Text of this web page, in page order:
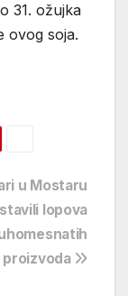
31. ožujka
ovog soja.
u Mostaru
lopova
proizvoda